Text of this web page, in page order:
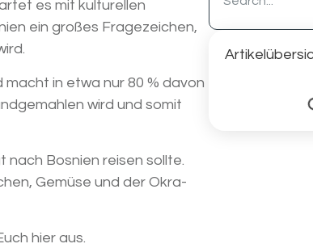
es mit kulturellen
ein großes Fragezeichen,
in etwa nur 80 % davon
wird und somit
nach Bosnien reisen sollte.
Gemüse und der Okra-
hier aus.